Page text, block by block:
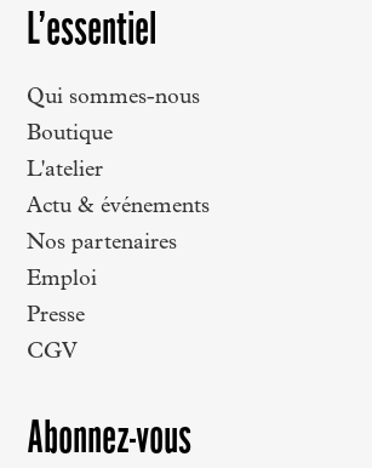
L’essentiel
Qui sommes-nous
Boutique
L'atelier
Actu & événements
Nos partenaires
Emploi
Presse
CGV
Abonnez-vous